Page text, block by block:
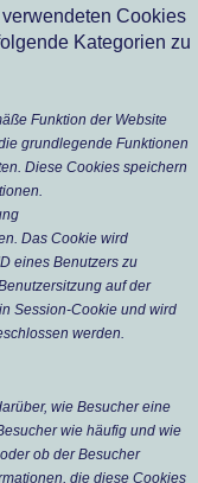
Cookies
Kategorien zu
Funktion der Website
grundlegende Funktionen
Diese Cookies speichern
Das Cookie wird
eines Benutzers zu
auf der
Session-Cookie und wird
werden.
wie Besucher eine
wie häufig und wie
ob der Besucher
die diese Cookies